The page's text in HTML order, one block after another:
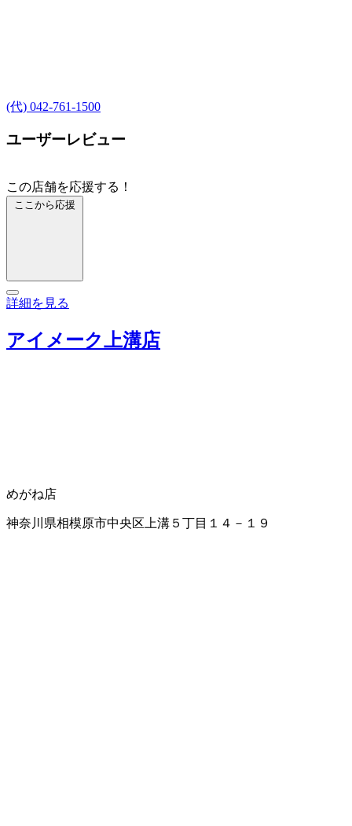
(代) 042-761-1500
ユーザーレビュー
この店舗を応援する！
ここから応援
詳細を見る
アイメーク上溝店
めがね店
神奈川県相模原市中央区上溝５丁目１４－１９